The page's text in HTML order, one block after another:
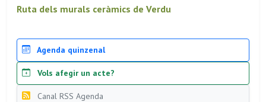
Ruta dels murals ceràmics de Verdu
Agenda quinzenal
Vols afegir un acte?
Canal RSS Agenda